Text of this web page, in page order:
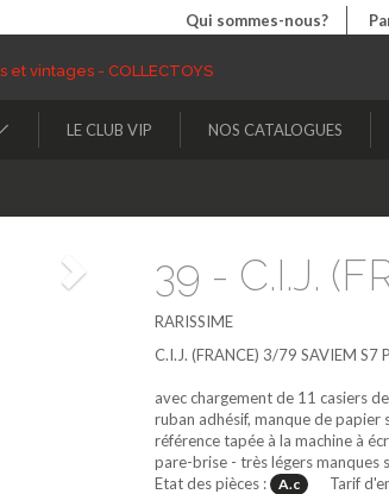
Qui sommes-nous?
LE CLUB VIP NOS CATALOGUES
Suivant 39 - C.I.J.
RARISSIME
C.I.J. (FRANCE) 3/79 SAVIEM S7
avec chargement de 11 casiers
ruban adhésif, manque de
référence tapée à la machine à
pare-brise - très légers manques
Etat des pièces :
A.c Tarif